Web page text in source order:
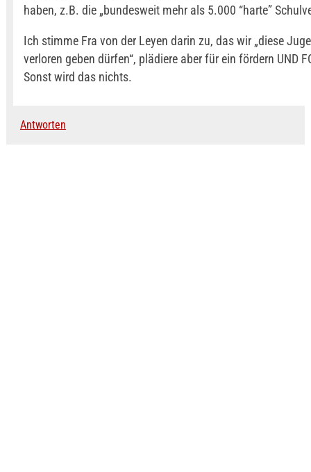
haben, z.B. die „bundesweit mehr als 5.000 “harte”
Ich stimme Fra von der Leyen darin zu, das wir „diese
verloren geben dürfen“, plädiere aber für ein fördern UND
Sonst wird das nichts.
Antworten